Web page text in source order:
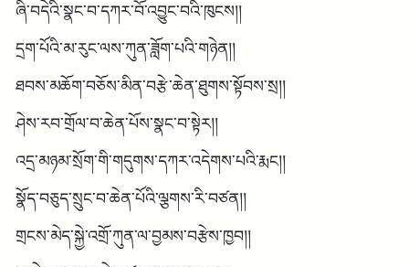
ཞི་བདེའི་སྣང་བ་དཀར་བོ་འབྱུང་བའི་ཁུངས།།
དྲག་པོའི་མ་རུང་ལས་ཀུན་ཟློག་པའི་གཉེན།།
ཐབས་མཆོག་བཅོས་མིན་བརྩེ་ཆེན་ཐུགས་སྟོབས་སྲ།།
ཤེས་རབ་གྲོལ་བ་ཆེན་པོས་སྣང་བ་སྟེར།།
འདྲ་མཉམ་སྲོག་གི་གདུགས་དཀར་འདེགས་པའི་རྨང།།
སྣོད་བཅུད་སྲུང་བ་ཆེན་པོའི་ལྕགས་རི་བཙན།།
གྲངས་མེད་སྐྱེ་འགྲོ་ཀུན་ལ་བྱམས་བརྩེས་ཁྱབ།།